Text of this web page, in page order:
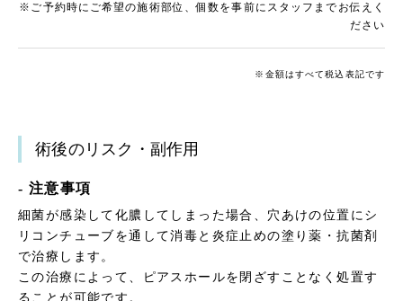
※ご予約時にご希望の施術部位、個数を事前にスタッフまでお伝えく
ださい
※金額はすべて税込表記です
術後のリスク・副作用
- 注意事項
細菌が感染して化膿してしまった場合、穴あけの位置にシ
リコンチューブを通して消毒と炎症止めの塗り薬・抗菌剤
で治療します。
この治療によって、ピアスホールを閉ざすことなく処置す
ることが可能です。